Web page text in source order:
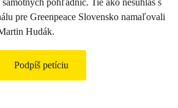
pre Greenpeace Slovensko namaľovali
Hudák.
Podpíš petíciu